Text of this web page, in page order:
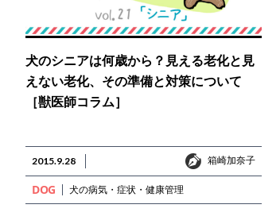
犬のシニアは何歳から？見える老化と見
えない老化、その準備と対策について
［獣医師コラム］
2015.9.28 箱崎加奈子
箱崎加奈子
DOG 犬の病気・症状・健康管理